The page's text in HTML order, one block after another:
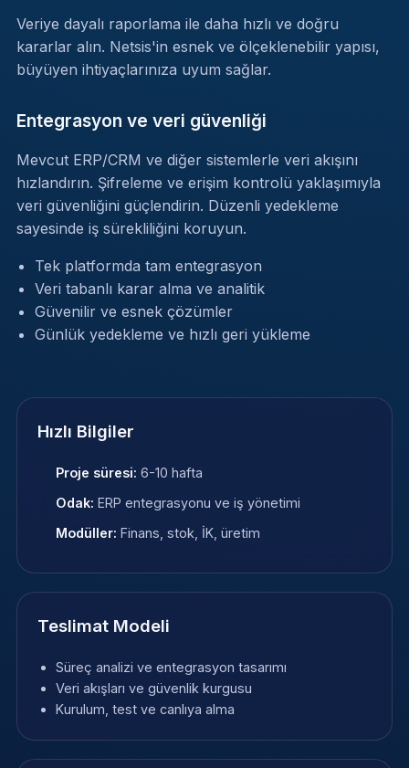
Veriye dayalı raporlama ile daha hızlı ve doğru
kararlar alın. Netsis'in esnek ve ölçeklenebilir yapısı,
büyüyen ihtiyaçlarınıza uyum sağlar.
Entegrasyon ve veri güvenliği
Mevcut ERP/CRM ve diğer sistemlerle veri akışını
hızlandırın. Şifreleme ve erişim kontrolü yaklaşımıyla
veri güvenliğini güçlendirin. Düzenli yedekleme
sayesinde iş sürekliliğini koruyun.
Tek platformda tam entegrasyon
Veri tabanlı karar alma ve analitik
Güvenilir ve esnek çözümler
Günlük yedekleme ve hızlı geri yükleme
Hızlı Bilgiler
Proje süresi: 6-10 hafta
Odak: ERP entegrasyonu ve iş yönetimi
Modüller: Finans, stok, İK, üretim
Teslimat Modeli
Süreç analizi ve entegrasyon tasarımı
Veri akışları ve güvenlik kurgusu
Kurulum, test ve canlıya alma